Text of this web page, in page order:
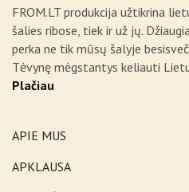
FROM.LT produkcija užtikrina
šalies ribose, tiek ir už jų.
perka ne tik mūsų šalyje
Tėvynę mėgstantys keliauti
Plačiau
APIE MUS
APKLAUSA